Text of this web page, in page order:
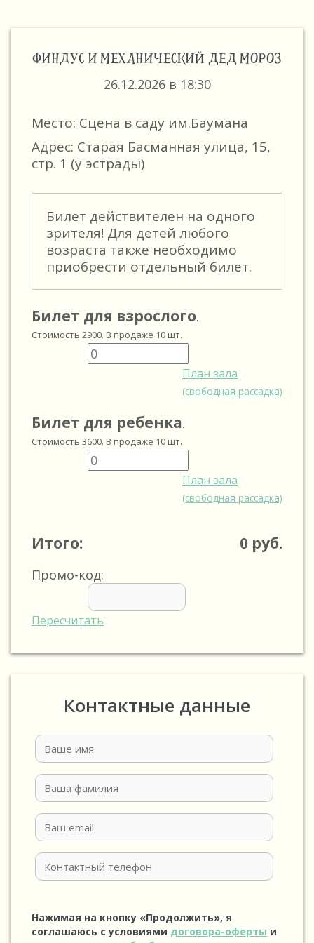
ФИНДУС И МЕХАНИЧЕСКИЙ ДЕД МОРОЗ
26.12.2026 в 18:30
Место: Сцена в саду им.Баумана
Адрес: Старая Басманная улица, 15,
стр. 1 (у эстрады)
Билет действителен на одного
зрителя! Для детей любого
возраста также необходимо
приобрести отдельный билет.
Билет для взрослого.
Стоимость 2900. В продаже 10 шт.
План зала
(свободная рассадка)
Билет для ребенка.
Стоимость 3600. В продаже 10 шт.
План зала
(свободная рассадка)
Итого: 0 руб.
Промо-код:
Пересчитать
Контактные данные
Нажимая на кнопку «Продолжить», я
соглашаюсь с условиями договора-оферты и